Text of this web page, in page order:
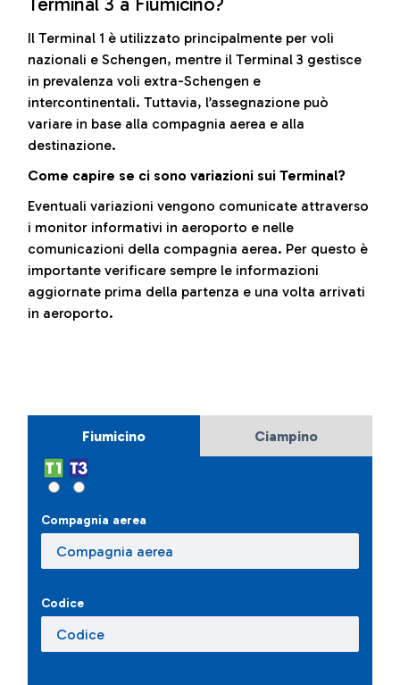
Il Terminal 1 è utilizzato principalmente per voli
nazionali e Schengen, mentre il Terminal 3 gestisce
in prevalenza voli extra-Schengen e
intercontinentali. Tuttavia, l’assegnazione può
variare in base alla compagnia aerea e alla
destinazione.
Come capire se ci sono variazioni sui Terminal?
Eventuali variazioni vengono comunicate attraverso
i monitor informativi in aeroporto e nelle
comunicazioni della compagnia aerea. Per questo è
importante verificare sempre le informazioni
aggiornate prima della partenza e una volta arrivati
in aeroporto.
Fiumicino Ciampino
Compagnia aerea
Codice